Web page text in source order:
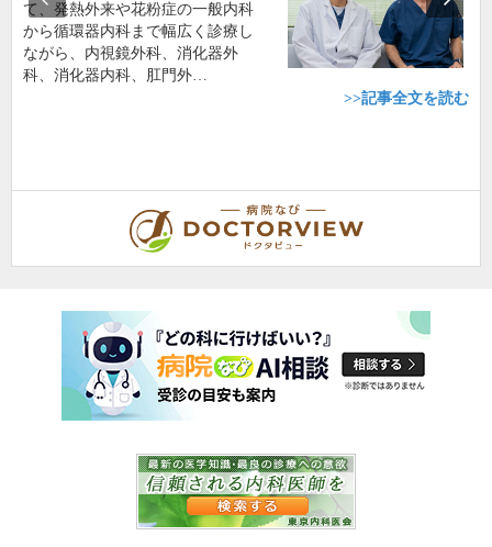
て、発熱外来や花粉症の一般内科
から循環器内科まで幅広く診療し
ながら、内視鏡外科、消化器外
科、消化器内科、肛門外…
>>記事全文を読む